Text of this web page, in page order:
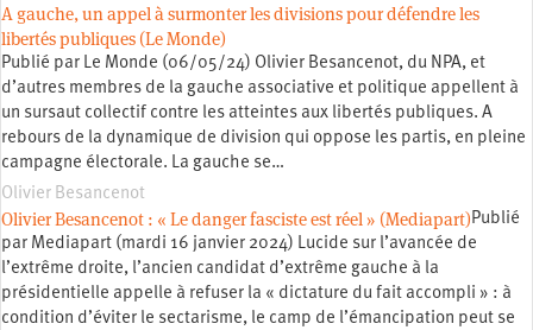
A gauche, un appel à surmonter les divisions pour défendre les
libertés publiques (Le Monde)
Publié par Le Monde (06/05/24) Olivier Besancenot, du NPA, et
d’autres membres de la gauche associative et politique appellent à
un sursaut collectif contre les atteintes aux libertés publiques. A
rebours de la dynamique de division qui oppose les partis, en pleine
campagne électorale. La gauche se…
Olivier Besancenot
Olivier Besancenot : « Le danger fasciste est réel » (Mediapart)Publié
par Mediapart (mardi 16 janvier 2024) Lucide sur l’avancée de
l’extrême droite, l’ancien candidat d’extrême gauche à la
présidentielle appelle à refuser la « dictature du fait accompli » : à
condition d’éviter le sectarisme, le camp de l’émancipation peut se